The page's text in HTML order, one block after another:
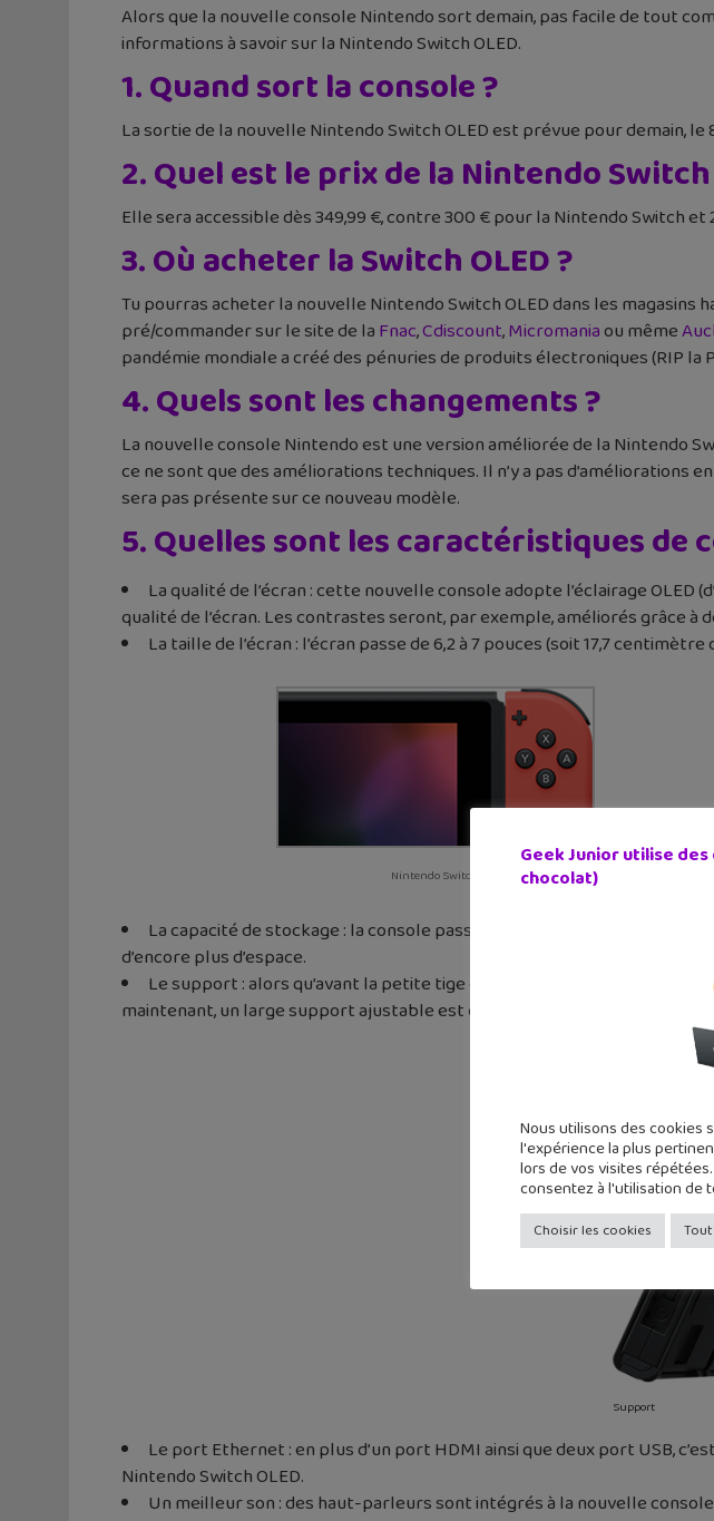
Alors que la nouvelle console Nintendo sort demain, pas facile de tout
informations à savoir sur la Nintendo Switch OLED.
1. Quand sort la console ?
La sortie de la nouvelle Nintendo Switch OLED est prévue pour demain,
2. Quel est le prix de la Nintendo Switch
Elle sera accessible dès 349,99 €, contre 300 € pour la Nintendo Switch
3. Où acheter la Switch OLED ?
Tu pourras acheter la nouvelle Nintendo Switch OLED dans les magasins
pré/commander sur le site de laFnac,Cdiscount,Micromaniaou même
pandémie mondiale a créé des pénuries de produits électroniques (RIP
4. Quels sont les changements ?
La nouvelle console Nintendo est une version améliorée de la Nintendo
ce ne sont que des améliorations techniques. Il n’y a pas
sera pas présente sur ce nouveau modèle.
5. Quelles sont les caractéristiques de
La qualité de l’écran : cette nouvelle console adopte l’éclairage OLED
qualité de l’écran. Les contrastes seront, par exemple, améliorés grâce à
La taille de l’écran : l’écran passe de 6,2 à 7 pouces (soit 17,7
Nintendo Switch
La capacité de stockage : la console passe de 32 à 64 Go de
d’encore plus d’espace.
Le support : alors qu’avant la petite tige qui servait à mettre la
maintenant, un large support ajustable est disponible. Celui-ci fait tout
Support
Le port Ethernet : en plus d’un port HDMI ainsi que deux port USB,
Nintendo Switch OLED.
Un meilleur son : des haut-parleurs sont intégrés à la nouvelle
Geek Junior utilise
chocolat)
Nous utilisons des cookies
l'expérience la plus
lors de vos visites
consentez à l'utilisation de
Choisir les cookies